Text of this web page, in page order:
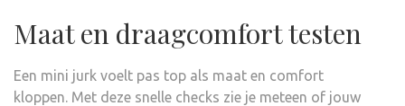
Maat en draagcomfort testen
Een mini jurk voelt pas top als maat en comfort
kloppen. Met deze snelle checks zie je meteen of jouw